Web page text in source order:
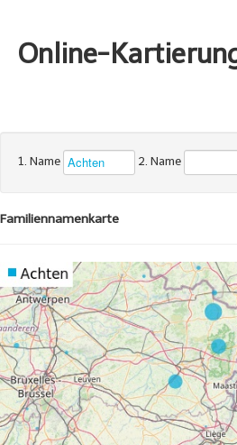
Online-
1. Name 2. Name
Familiennamenkarte